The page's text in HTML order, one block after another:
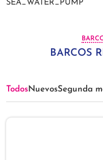
SEA_WATER_PUMP
BARCOS
TodosNuevosSegunda